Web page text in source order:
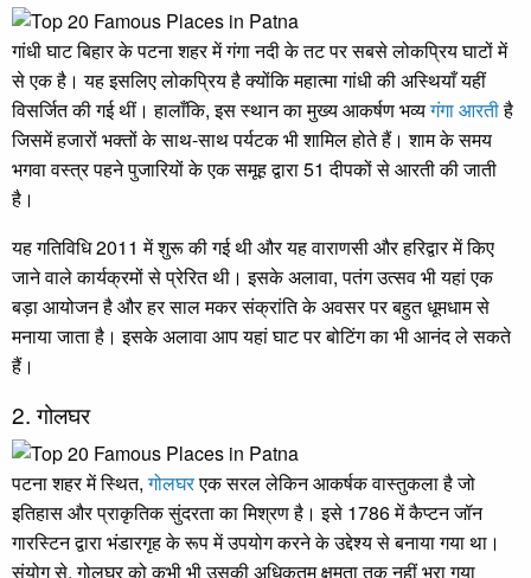
गांधी घाट बिहार के पटना शहर में गंगा नदी के तट पर सबसे लोकप्रिय घाटों में
से एक है। यह इसलिए लोकप्रिय है क्योंकि महात्मा गांधी की अस्थियाँ यहीं
विसर्जित की गई थीं। हालाँकि, इस स्थान का मुख्य आकर्षण भव्यगंगा आरतीहै
जिसमें हजारों भक्तों के साथ-साथ पर्यटक भी शामिल होते हैं। शाम के समय
भगवा वस्त्र पहने पुजारियों के एक समूह द्वारा 51 दीपकों से आरती की जाती
है।
यह गतिविधि 2011 में शुरू की गई थी और यह वाराणसी और हरिद्वार में किए
जाने वाले कार्यक्रमों से प्रेरित थी। इसके अलावा, पतंग उत्सव भी यहां एक
बड़ा आयोजन है और हर साल मकर संक्रांति के अवसर पर बहुत धूमधाम से
मनाया जाता है। इसके अलावा आप यहां घाट पर बोटिंग का भी आनंद ले सकते
हैं।
2. गोलघर
पटना शहर में स्थित,गोलघरएक सरल लेकिन आकर्षक वास्तुकला है जो
इतिहास और प्राकृतिक सुंदरता का मिश्रण है। इसे 1786 में कैप्टन जॉन
गारस्टिन द्वारा भंडारगृह के रूप में उपयोग करने के उद्देश्य से बनाया गया था।
संयोग से, गोलघर को कभी भी उसकी अधिकतम क्षमता तक नहीं भरा गया